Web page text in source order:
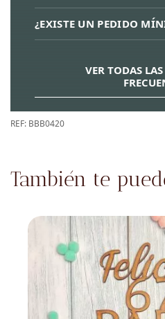
¿EXISTE UN PEDIDO
VER TODAS
REF: BBB0420
También te